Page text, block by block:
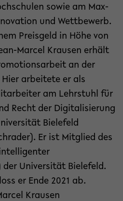
sowie am Max-
und Wettbewerb.
Preisgeld in Höhe von
Marcel Krausen erhält
an der
arbeitete er als
am Lehrstuhl für
Recht der Digitalisierung
Bielefeld
Er ist Mitglied des
der Universität Bielefeld.
er Ende 2021 ab.
Krausen